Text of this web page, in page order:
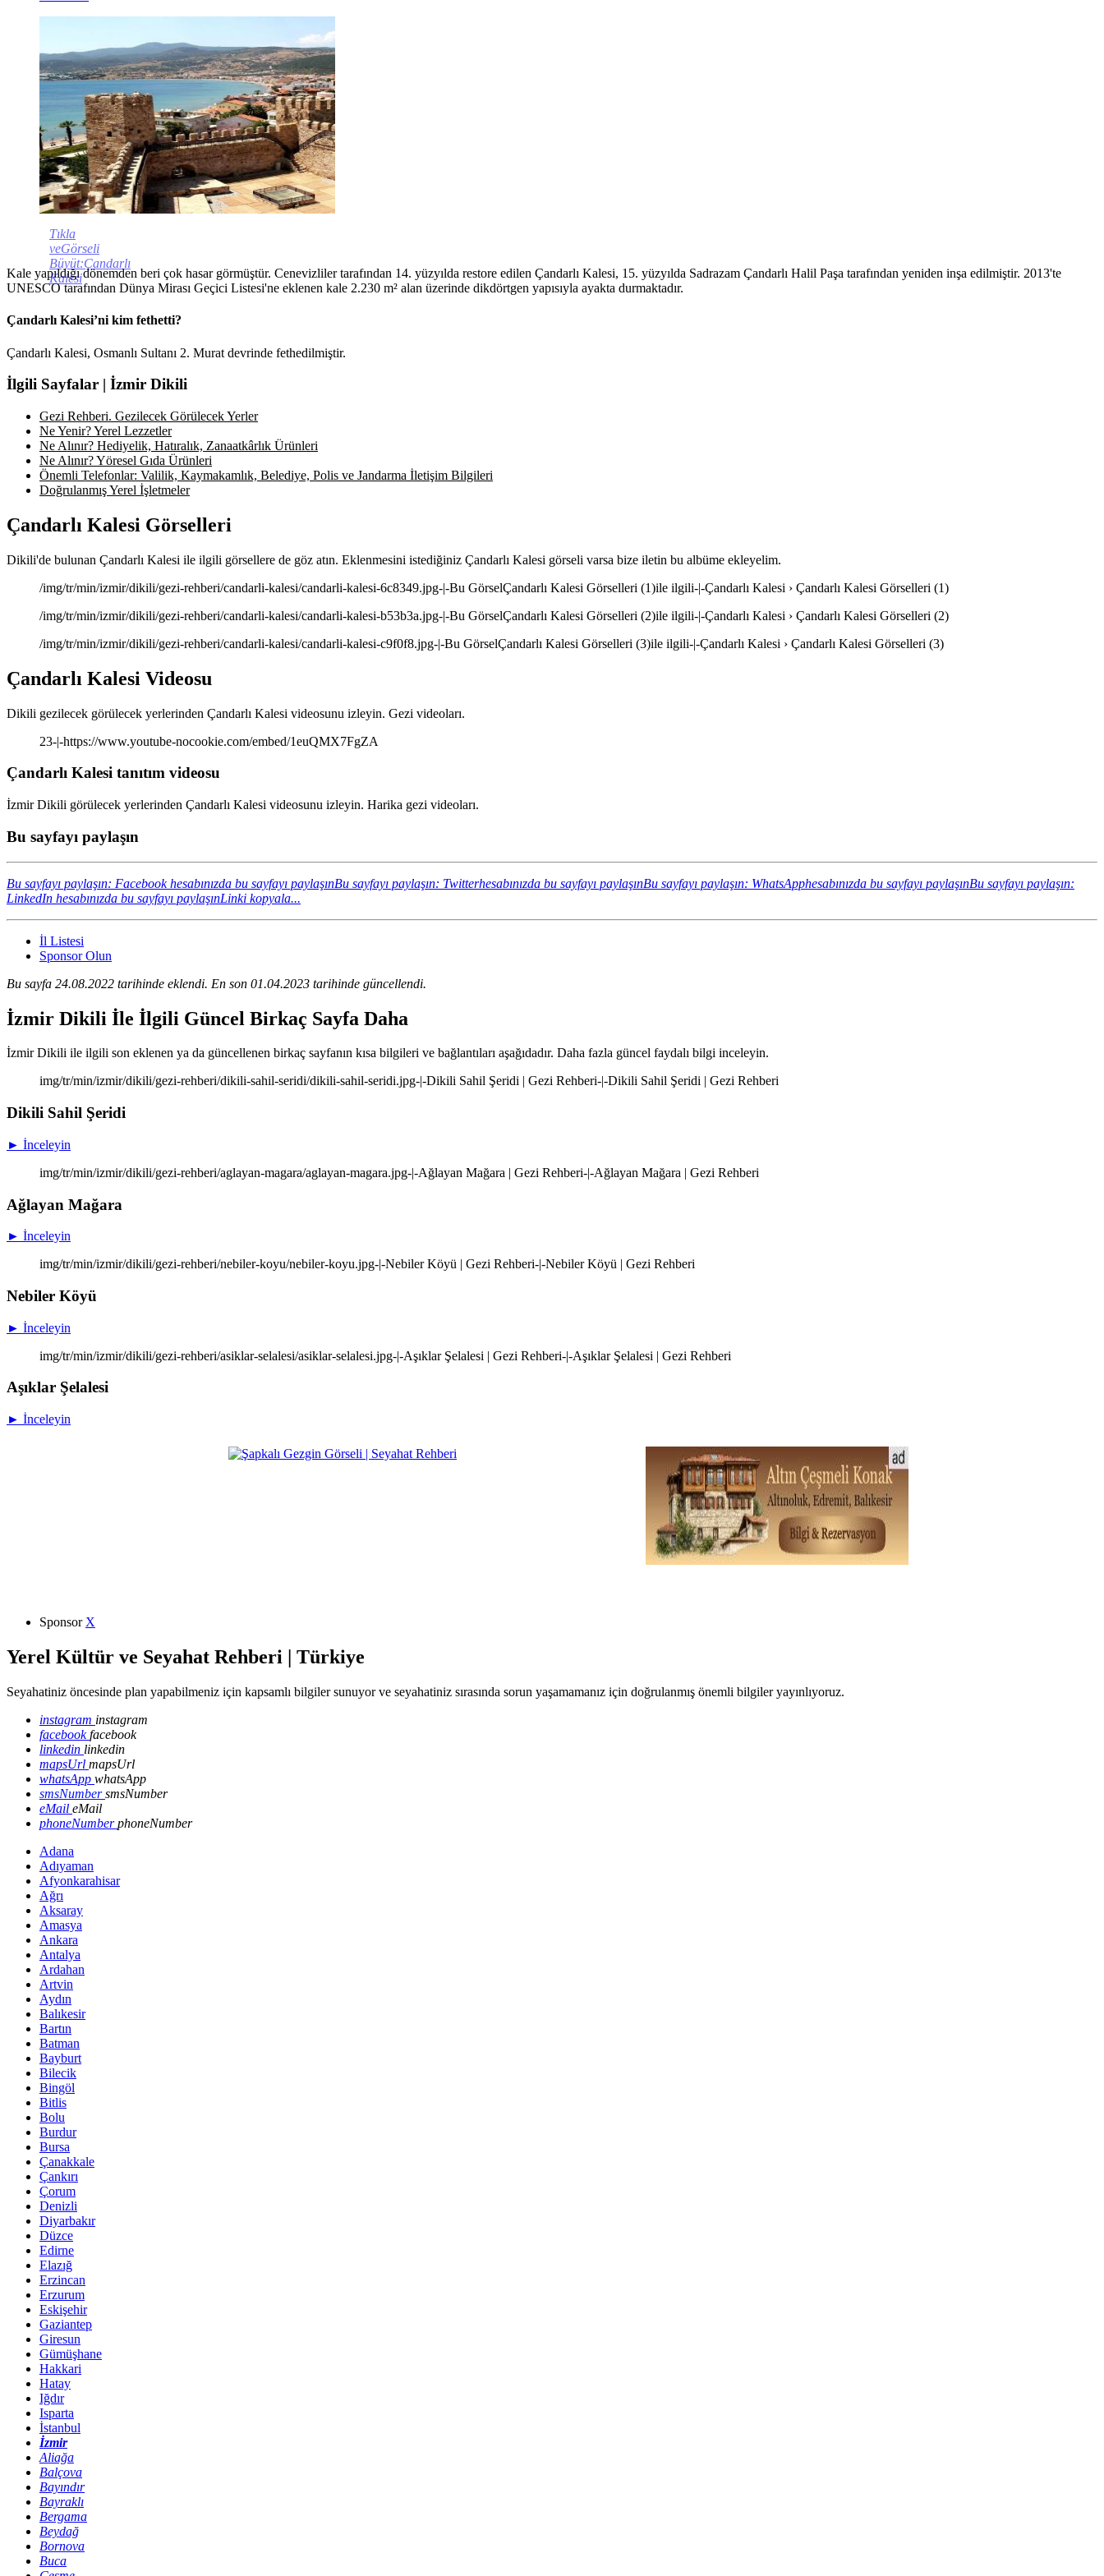
Tıkla
veGörseli
Büyüt:Çandarlı
Kalesi
Kale yapıldığı dönemden beri çok hasar görmüştür. Cenevizliler tarafından 14. yüzyılda restore edilen Çandarlı Kalesi, 15. yüzyılda Sadrazam Çandarlı Halil Paşa tarafından yeniden inşa edilmiştir. 2013'te
UNESCO tarafından Dünya Mirası Geçici Listesi'ne eklenen kale 2.230 m² alan üzerinde dikdörtgen yapısıyla ayakta durmaktadır.
Çandarlı Kalesi’ni kim fethetti?
Çandarlı Kalesi, Osmanlı Sultanı 2. Murat devrinde fethedilmiştir.
İlgili Sayfalar | İzmir Dikili
Gezi Rehberi. Gezilecek Görülecek Yerler
Ne Yenir? Yerel Lezzetler
Ne Alınır? Hediyelik, Hatıralık, Zanaatkârlık Ürünleri
Ne Alınır? Yöresel Gıda Ürünleri
Önemli Telefonlar: Valilik, Kaymakamlık, Belediye, Polis ve Jandarma İletişim Bilgileri
Doğrulanmış Yerel İşletmeler
Çandarlı Kalesi Görselleri
Dikili'de bulunan Çandarlı Kalesi ile ilgili görsellere de göz atın. Eklenmesini istediğiniz Çandarlı Kalesi görseli varsa bize iletin bu albüme ekleyelim.
/img/tr/min/izmir/dikili/gezi-rehberi/candarli-kalesi/candarli-kalesi-6c8349.jpg-|-Bu GörselÇandarlı Kalesi Görselleri (1)ile ilgili-|-Çandarlı Kalesi › Çandarlı Kalesi Görselleri (1)
/img/tr/min/izmir/dikili/gezi-rehberi/candarli-kalesi/candarli-kalesi-b53b3a.jpg-|-Bu GörselÇandarlı Kalesi Görselleri (2)ile ilgili-|-Çandarlı Kalesi › Çandarlı Kalesi Görselleri (2)
/img/tr/min/izmir/dikili/gezi-rehberi/candarli-kalesi/candarli-kalesi-c9f0f8.jpg-|-Bu GörselÇandarlı Kalesi Görselleri (3)ile ilgili-|-Çandarlı Kalesi › Çandarlı Kalesi Görselleri (3)
Çandarlı Kalesi Videosu
Dikili gezilecek görülecek yerlerinden Çandarlı Kalesi videosunu izleyin. Gezi videoları.
23-|-https://www.youtube-nocookie.com/embed/1euQMX7FgZA
Çandarlı Kalesi tanıtım videosu
İzmir Dikili görülecek yerlerinden Çandarlı Kalesi videosunu izleyin. Harika gezi videoları.
Bu sayfayı paylaşın
Bu sayfayı paylaşın: Facebook hesabınızda bu sayfayı paylaşınBu sayfayı paylaşın: Twitterhesabınızda bu sayfayı paylaşınBu sayfayı paylaşın: WhatsApphesabınızda bu sayfayı paylaşınBu sayfayı paylaşın:
LinkedIn hesabınızda bu sayfayı paylaşınLinki kopyala...
İl Listesi
Sponsor Olun
Bu sayfa 24.08.2022 tarihinde eklendi. En son 01.04.2023 tarihinde güncellendi.
İzmir Dikili İle İlgili Güncel Birkaç Sayfa Daha
İzmir Dikili ile ilgili son eklenen ya da güncellenen birkaç sayfanın kısa bilgileri ve bağlantıları aşağıdadır. Daha fazla güncel faydalı bilgi inceleyin.
img/tr/min/izmir/dikili/gezi-rehberi/dikili-sahil-seridi/dikili-sahil-seridi.jpg-|-Dikili Sahil Şeridi | Gezi Rehberi-|-Dikili Sahil Şeridi | Gezi Rehberi
Dikili Sahil Şeridi
► İnceleyin
img/tr/min/izmir/dikili/gezi-rehberi/aglayan-magara/aglayan-magara.jpg-|-Ağlayan Mağara | Gezi Rehberi-|-Ağlayan Mağara | Gezi Rehberi
Ağlayan Mağara
► İnceleyin
img/tr/min/izmir/dikili/gezi-rehberi/nebiler-koyu/nebiler-koyu.jpg-|-Nebiler Köyü | Gezi Rehberi-|-Nebiler Köyü | Gezi Rehberi
Nebiler Köyü
► İnceleyin
img/tr/min/izmir/dikili/gezi-rehberi/asiklar-selalesi/asiklar-selalesi.jpg-|-Aşıklar Şelalesi | Gezi Rehberi-|-Aşıklar Şelalesi | Gezi Rehberi
Aşıklar Şelalesi
► İnceleyin
Sponsor X
Yerel Kültür ve Seyahat Rehberi | Türkiye
Seyahatiniz öncesinde plan yapabilmeniz için kapsamlı bilgiler sunuyor ve seyahatiniz sırasında sorun yaşamamanız için doğrulanmış önemli bilgiler yayınlıyoruz.
instagram instagram
facebookfacebook
linkedin linkedin
mapsUrl mapsUrl
whatsApp whatsApp
smsNumbersmsNumber
eMail eMail
phoneNumberphoneNumber
Adana
Adıyaman
Afyonkarahisar
Ağrı
Aksaray
Amasya
Ankara
Antalya
Ardahan
Artvin
Aydın
Balıkesir
Bartın
Batman
Bayburt
Bilecik
Bingöl
Bitlis
Bolu
Burdur
Bursa
Çanakkale
Çankırı
Çorum
Denizli
Diyarbakır
Düzce
Edirne
Elazığ
Erzincan
Erzurum
Eskişehir
Gaziantep
Giresun
Gümüşhane
Hakkari
Hatay
Iğdır
Isparta
İstanbul
İzmir
Aliağa
Balçova
Bayındır
Bayraklı
Bergama
Beydağ
Bornova
Buca